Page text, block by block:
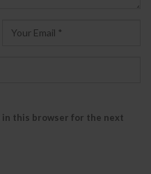
in this browser for the next